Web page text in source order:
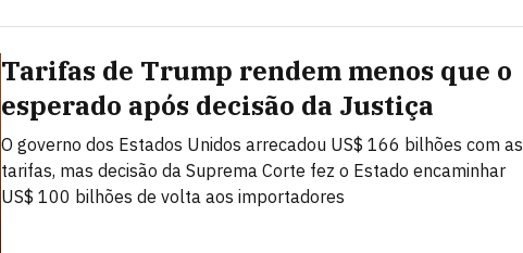
Tarifas de Trump rendem menos que o
esperado após decisão da Justiça
O governo dos Estados Unidos arrecadou US$ 166 bilhões com as
tarifas, mas decisão da Suprema Corte fez o Estado encaminhar
US$ 100 bilhões de volta aos importadores